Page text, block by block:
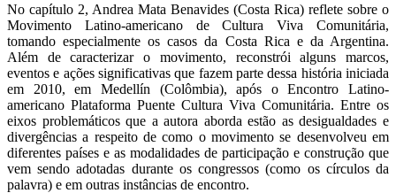
No capítulo 2, Andrea Mata Benavides (Costa Rica) reflete sobre o
Movimento Latino-americano de Cultura Viva Comunitária,
tomando especialmente os casos da Costa Rica e da Argentina.
Além de caracterizar o movimento, reconstrói alguns marcos,
eventos e ações significativas que fazem parte dessa história iniciada
em 2010, em Medellín (Colômbia), após o Encontro Latino-
americano Plataforma Puente Cultura Viva Comunitária. Entre os
eixos problemáticos que a autora aborda estão as desigualdades e
divergências a respeito de como o movimento se desenvolveu em
diferentes países e as modalidades de participação e construção que
vem sendo adotadas durante os congressos (como os círculos da
palavra) e em outras instâncias de encontro.